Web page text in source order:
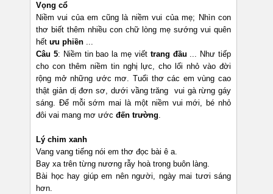
Vọng cổ
Niềm vui của em cũng là niềm vui của mẹ; Nhìn con
thơ biết thêm nhiều con chữ lòng mẹ sướng vui quên
hết ưu phiền ...
Câu 5: Niềm tin bao la mẹ viết trang đầu ... Như tiếp
cho con thêm niềm tin nghị lực, cho lối nhỏ vào đời
rộng mở những ước mơ. Tuổi thơ các em vùng cao
thật giản dị đơn sơ, dưới vầng trăng vui gà rừng gáy
sáng. Để mỗi sớm mai là một niềm vui mới, bé nhỏ
đôi vai mang mơ ước đến trường.
Lý chim xanh
Vang vang tiếng nói em thơ đọc bài ê a.
Bay xa trên từng nương rẫy hoà trong buôn làng.
Bài học hay giúp em nên người, ngày mai tươi sáng
hơn.